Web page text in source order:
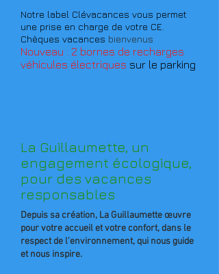
Notre label Clévacances vous permet
une prise en charge de votre CE.
Chèques vacances bienvenus
Nouveau : 2 bornes de recharges
véhicules électriques sur le parking
La Guillaumette, un
engagement écologique,
pour des vacances
responsables
Depuis sa création, La Guillaumette œuvre
pour votre accueil et votre confort, dans le
respect de l'environnement, qui nous guide
et nous inspire.